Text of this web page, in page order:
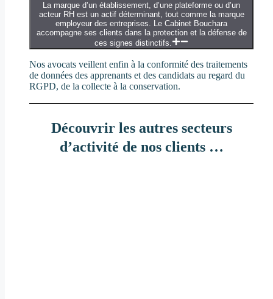
La marque d’un établissement, d’une plateforme ou d’un
acteur RH est un actif déterminant, tout comme la marque
employeur des entreprises. Le Cabinet Bouchara
accompagne ses clients dans la protection et la défense de
ces signes distinctifs.
Nos avocats veillent enfin à la conformité des traitements
de données des apprenants et des candidats au regard du
RGPD, de la collecte à la conservation.
Découvrir les autres secteurs
d’activité de nos clients …